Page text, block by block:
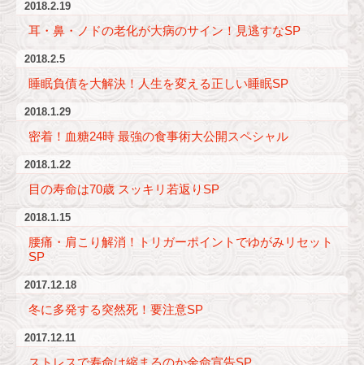
2018.2.19
耳・鼻・ノドの老化が大病のサイン！見逃すなSP
2018.2.5
睡眠負債を大解決！人生を変える正しい睡眠SP
2018.1.29
密着！血糖24時 最強の食事術大公開スペシャル
2018.1.22
目の寿命は70歳 スッキリ若返りSP
2018.1.15
腰痛・肩こり解消！トリガーポイントでゆがみリセット
SP
2017.12.18
冬に多発する突然死！要注意SP
2017.12.11